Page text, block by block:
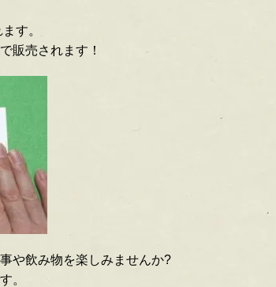
す。
販売されます！
や飲み物を楽しみませんか?
。